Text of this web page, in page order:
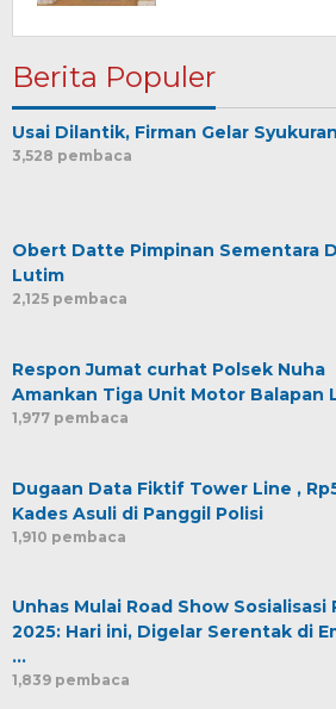
Berita Populer
Usai Dilantik, Firman Gelar Syukuran
3,528 pembaca
Obert Datte Pimpinan Sementara
Lutim
2,125 pembaca
Respon Jumat curhat Polsek Nuha
Amankan Tiga Unit Motor Balapan
1,977 pembaca
Dugaan Data Fiktif Tower Line ,
Kades Asuli di Panggil Polisi
1,910 pembaca
Unhas Mulai Road Show Sosialisasi
2025: Hari ini, Digelar Serentak di
…
1,839 pembaca